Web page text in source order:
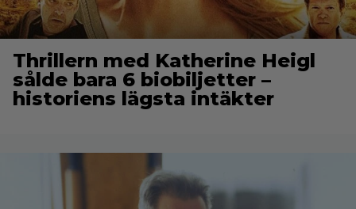
Thrillern med Katherine Heigl
sålde bara 6 biobiljetter –
historiens lägsta intäkter